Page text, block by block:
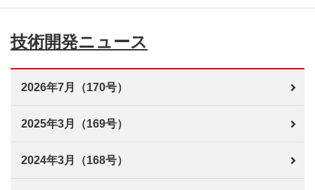
技術開発ニュース
2026年7月（170号）
2025年3月（169号）
2024年3月（168号）